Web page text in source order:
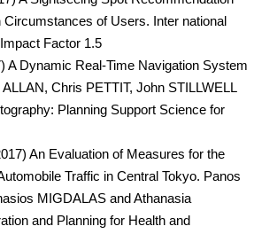
of Users. Inter national
Factor 1.5
A Dynamic Real-Time Navigation System
Chris PETTIT, John STILLWELL
Planning Support Science for
An Evaluation of Measures for the
Traffic in Central Tokyo. Panos
MIGDALAS and Athanasia
and Planning for Health and